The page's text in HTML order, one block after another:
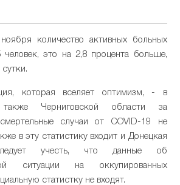
количество активных больных
человек, это на 2,8 процента больше,
которая вселяет оптимизм, - в
также Черниговской области за
случаи от COVID-19 не
в эту статистику входит и Донецкая
учесть, что данные об
ситуации на оккупированных
статистку не входят.